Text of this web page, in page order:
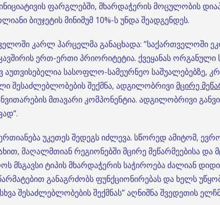
ფარგლებში, მხარდაჭერის მოცულობის
ბიუჯეტის მინიმუმ 10%-ს უნდა შეადგენდეს.
კარლ ჰარცელმა განაცხადა: ”საქართველოში
ერთ-ერთი პრიორიტეტია. ქვეყანას
აუთვისებელია სასოფლო-სამეურნეო საშუალებებზე,
შესაძლებლობების შექმნა, ადგილობრივიმცირე
მთავარი კომპონენტია. ადგილობრივი
უკეთეს შედეგს იძლევა. სწორედ ამიტომ,
მაღალმთიან რეგიონებში მცირე მეწარმეებისა და
მსგავსი ტიპის მხარდაჭერის საჭიროება ძალიან
განაგრძობს ფუნქციონირებას და ხელს
შესაძლებლობების შექმნას” აღნიშნა შვედეთის